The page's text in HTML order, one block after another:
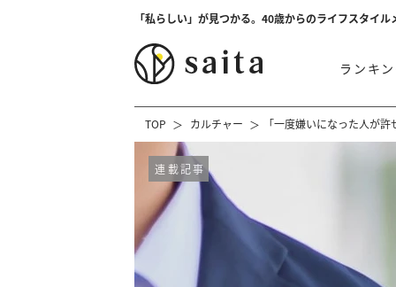
「私らしい」が見つかる。40歳からのライフスタイル
ランキ
TOP カルチャー 「一度嫌いになった人が
連載記事